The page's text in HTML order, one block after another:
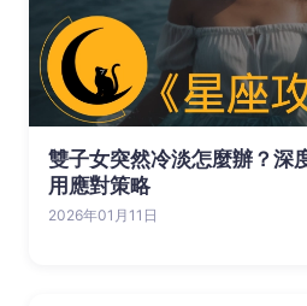
雙子女突然冷淡怎麼辦？深
用應對策略
2026年01月11日